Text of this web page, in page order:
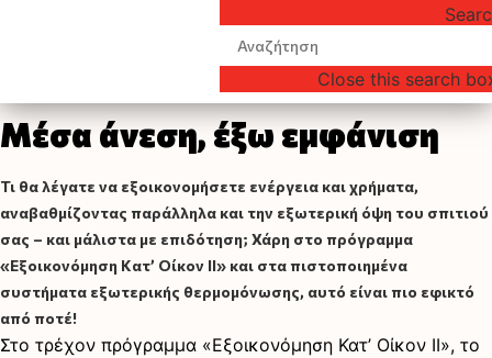
Close this search
Μέσα άνεση, έξω εμφάνιση
Τι θα λέγατε να εξοικονομήσετε ενέργεια και χρήματα,
αναβαθμίζοντας παράλληλα και την εξωτερική όψη του σπιτιού
σας – και μάλιστα με επιδότηση; Χάρη στο πρόγραμμα
«Εξοικονόμηση Kατ’ Οίκον ΙΙ» και στα πιστοποιημένα
συστήματα εξωτερικής θερμομόνωσης, αυτό είναι πιο εφικτό
από ποτέ!
Στο τρέχον πρόγραμμα «Εξοικονόμηση Κατ’ Οίκον ΙΙ», το